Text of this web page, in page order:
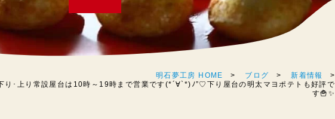
明石夢工房 HOME ブログ
新着情報
り･上り常設屋台は10時～19時まで営業です(*´∀`*)ﾉ”♡下り屋台の明太マヨポテトも好評で
す🍟✨